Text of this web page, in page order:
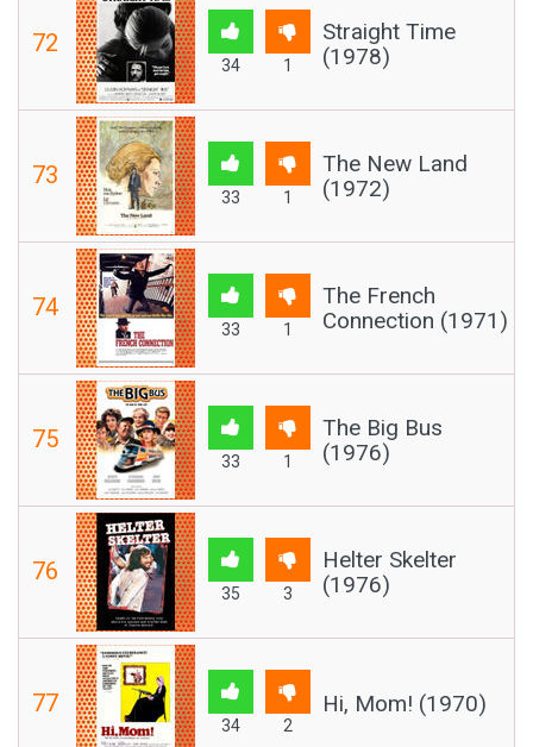
72
34 1
Straight Time
(1978)
73
33 1
The New Land
(1972)
74
33 1
The French
Connection (1971)
75
33 1
The Big Bus
(1976)
76
35 3
Helter Skelter
(1976)
77
34 2
Hi, Mom! (1970)